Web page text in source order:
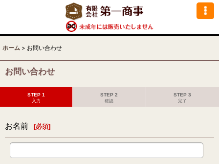
ホーム > お問い合わせ
お問い合わせ
STEP 1
入力
STEP 2
確認
STEP 3
完了
お名前 [必須]